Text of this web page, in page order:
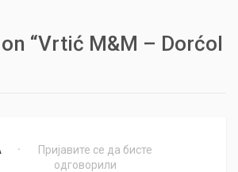
“Vrtić M&M – Dorćol
•
Пријавите се да бисте
одговорили